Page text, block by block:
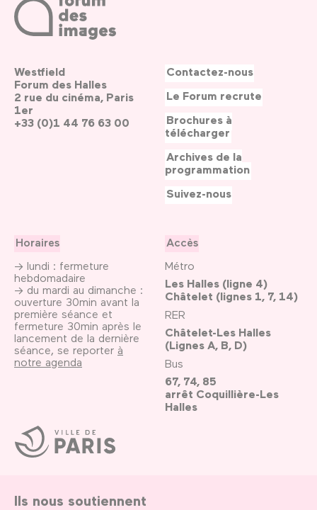
Ville
de
Paris
Westfield
Forum des Halles
2 rue du cinéma, Paris
1er
+33 (0)1 44 76 63 00
Horaires
→ lundi : fermeture
hebdomadaire
→ du mardi au dimanche :
ouverture 30min avant la
première séance et
fermeture 30min après le
lancement de la dernière
séance, se reporter à
notre agenda
Accès
Métro
Les Halles (ligne 4)
Châtelet (lignes 1, 7, 14)
RER
Châtelet-Les Halles
(Lignes A, B, D)
Bus
67, 74, 85
arrêt Coquillière-Les
Halles
Contactez-nous
Le Forum recrute
Brochures à
télécharger
Archives de la
programmation
Suivez-nous
Ils nous soutiennent